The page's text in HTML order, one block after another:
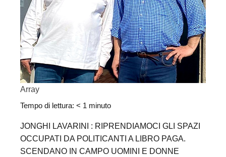
Array
Tempo di lettura: < 1 minuto
JONGHI LAVARINI : RIPRENDIAMOCI GLI SPAZI
OCCUPATI DA POLITICANTI A LIBRO PAGA.
SCENDANO IN CAMPO UOMINI E DONNE